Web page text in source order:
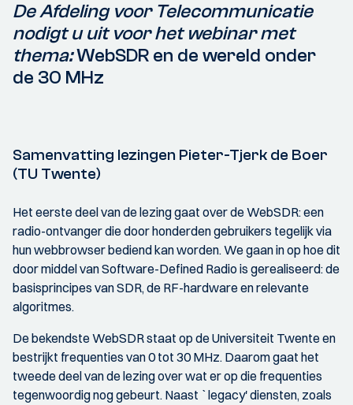
De Afdeling voor Telecommunicatie
nodigt u uit voor het webinar met
thema:WebSDR en de wereld onder
de 30 MHz
Samenvatting lezingen Pieter-Tjerk de Boer
(TU Twente)
Het eerste deel van de lezing gaat over de WebSDR: een
radio-ontvanger die door honderden gebruikers tegelijk via
hun webbrowser bediend kan worden. We gaan in op hoe dit
door middel van Software-Defined Radio is gerealiseerd: de
basisprincipes van SDR, de RF-hardware en relevante
algoritmes.
De bekendste WebSDR staat op de Universiteit Twente en
bestrijkt frequenties van 0 tot 30 MHz. Daarom gaat het
tweede deel van de lezing over wat er op die frequenties
tegenwoordig nog gebeurt. Naast `legacy' diensten, zoals